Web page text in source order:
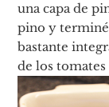
una capa de
pino y
bastante
de los